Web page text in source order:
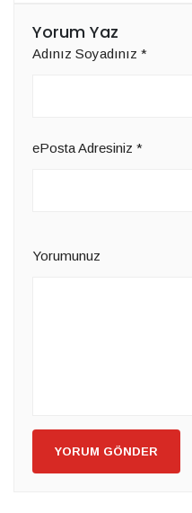
Yorum Yaz
Adınız Soyadınız *
ePosta Adresiniz *
Yorumunuz
YORUM GÖNDER